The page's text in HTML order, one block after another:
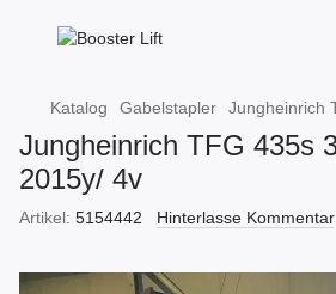
Katalog Gabelstapler Jungheinrich
Jungheinrich TFG 435s
2015y/ 4v
Artikel: 5154442 Hinterlasse Kommentar